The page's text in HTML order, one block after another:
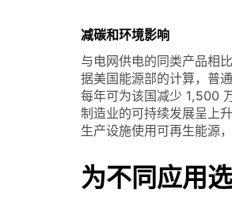
减碳和环境影响
与电网供电的同类产品相
据美国能源部的计算，普
每年可为该国减少 1,500
制造业的可持续发展呈上
生产设施使用可再生能源
为不同应用